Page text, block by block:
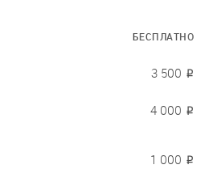
БЕСПЛАТНО
3 500 ₽
4 000 ₽
1 000 ₽